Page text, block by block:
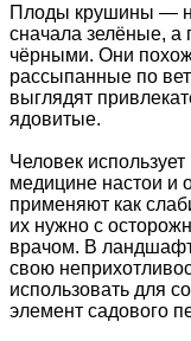
Плоды крушины —
сначала зелёные, а
чёрными. Они
рассыпанные по
выглядят
ядовитые.
Человек
медицине настои и
применяют как
их нужно с
врачом. В
свою
использовать для
элемент садового